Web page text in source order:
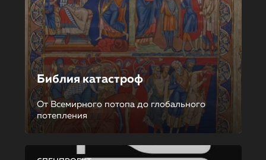
Библия катастроф
От Всемирного потопа до глобального
потепления